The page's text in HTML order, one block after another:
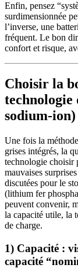
Enfin, pensez
surdimensionnée
l’inverse, une
fréquent. Le bon
confort et risque,
Choisir la
sodium-
Une fois la
grises intégrés, la
technologie choisir
mauvaises
discutées pour le
(lithium fer
peuvent convenir,
la capacité utile, la
de charge.
1) Capacité :
capacité